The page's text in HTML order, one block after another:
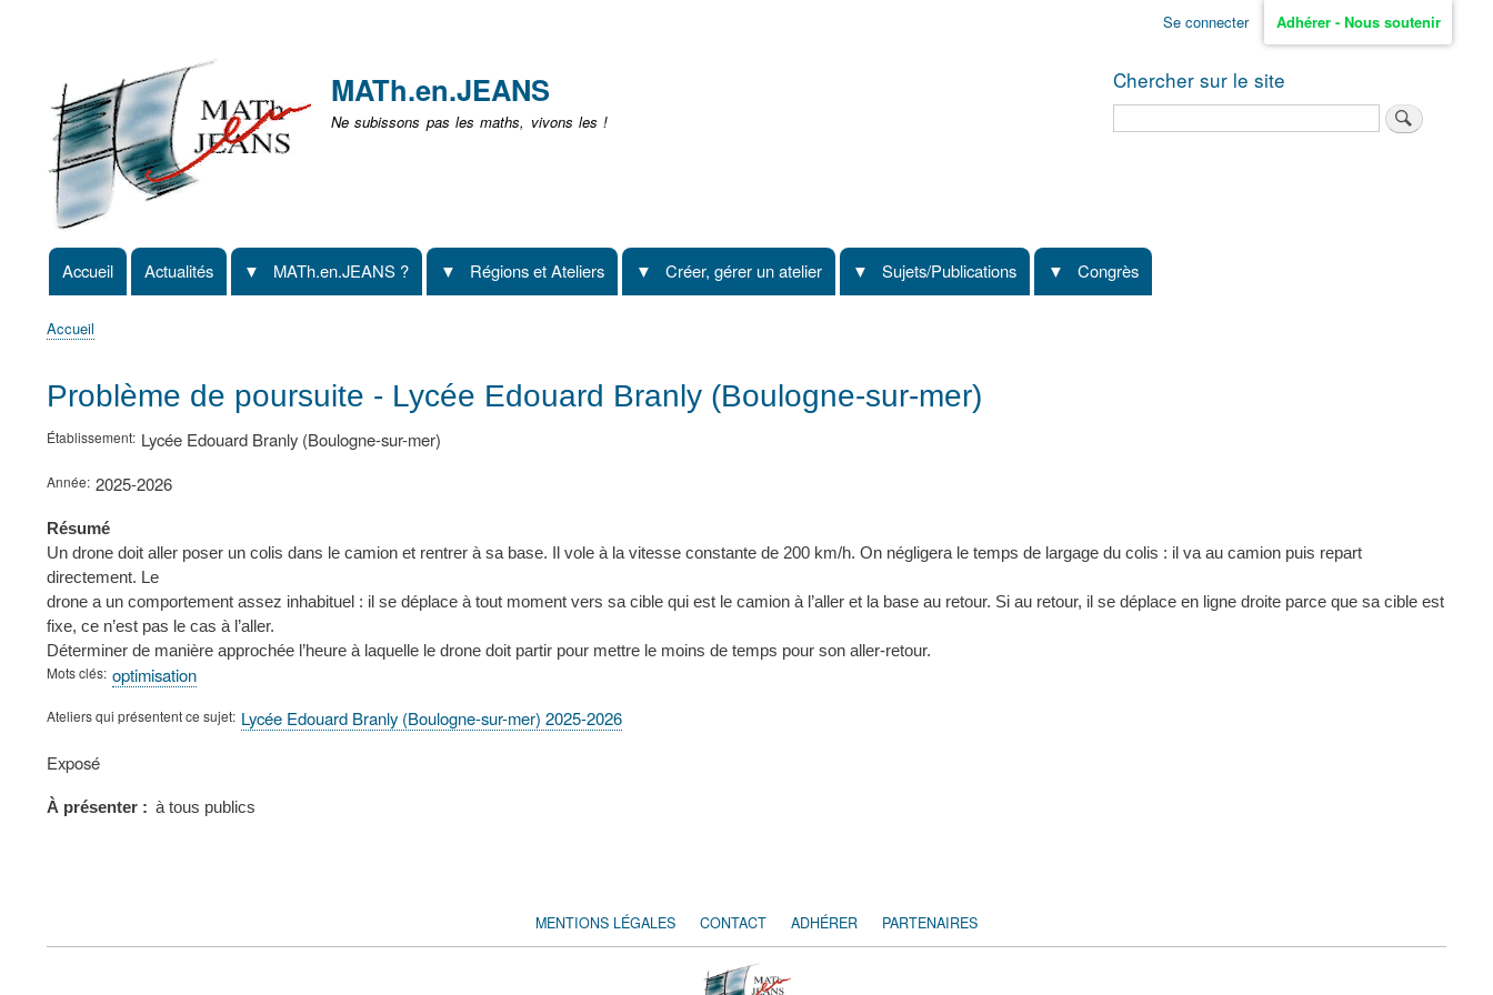
non
identifié
Se connecter Adhérer - Nous soutenir
MATh.en.JEANS
Ne subissons pas les maths, vivons les !
Chercher sur le site
Navigation
principale
Accueil Actualités MATh.en.JEANS ? Régions et Ateliers Créer, gérer un atelier Sujets/Publications Congrès
d'Ariane
Accueil
Problème de poursuite - Lycée Edouard Branly (Boulogne-sur-mer)
Établissement Lycée Edouard Branly (Boulogne-sur-mer)
Année 2025-2026
Résumé
Un drone doit aller poser un colis dans le camion et rentrer à sa base. Il vole à la vitesse constante de 200 km/h. On négligera le temps de largage du colis : il va au camion puis repart
directement. Le
drone a un comportement assez inhabituel : il se déplace à tout moment vers sa cible qui est le camion à l’aller et la base au retour. Si au retour, il se déplace en ligne droite parce que sa cible est
fixe, ce n’est pas le cas à l’aller.
Déterminer de manière approchée l’heure à laquelle le drone doit partir pour mettre le moins de temps pour son aller-retour.
Mots clés optimisation
Ateliers qui présentent ce sujet Lycée Edouard Branly (Boulogne-sur-mer) 2025-2026
Type
présentation
Exposé
À présenter à tous publics
FOOTER
MENTIONS LÉGALES CONTACT ADHÉRER PARTENAIRES